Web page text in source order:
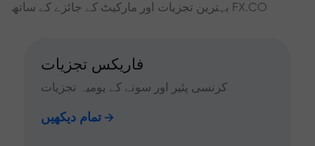
بہترین تجزیات اور مارکیٹ کے جائزے کے ساتھ FX.CO
فاریکس تجزیات
کرنسی پئیر اور سونے کے یومیہ تجزیات
تمام دیکھیں